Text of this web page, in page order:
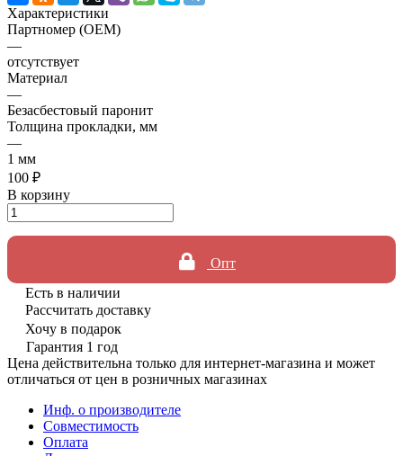
Характеристики
Партномер (OEM)
—
отсутствует
Материал
—
Безасбестовый паронит
Толщина прокладки, мм
—
1 мм
100 ₽
В корзину
Опт
Есть в наличии
Рассчитать доставку
Хочу в подарок
Гарантия 1 год
Цена действительна только для интернет-магазина и может
отличаться от цен в розничных магазинах
Инф. о производителе
Совместимость
Оплата